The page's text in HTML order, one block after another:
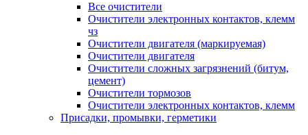
Все очистители
Очистители электронных контактов, клемм
чз
Очистители двигателя (маркируемая)
Очистители двигателя
Очистители сложных загрязнений (битум,
цемент)
Очистители тормозов
Очистители электронных контактов, клемм
Присадки, промывки, герметики